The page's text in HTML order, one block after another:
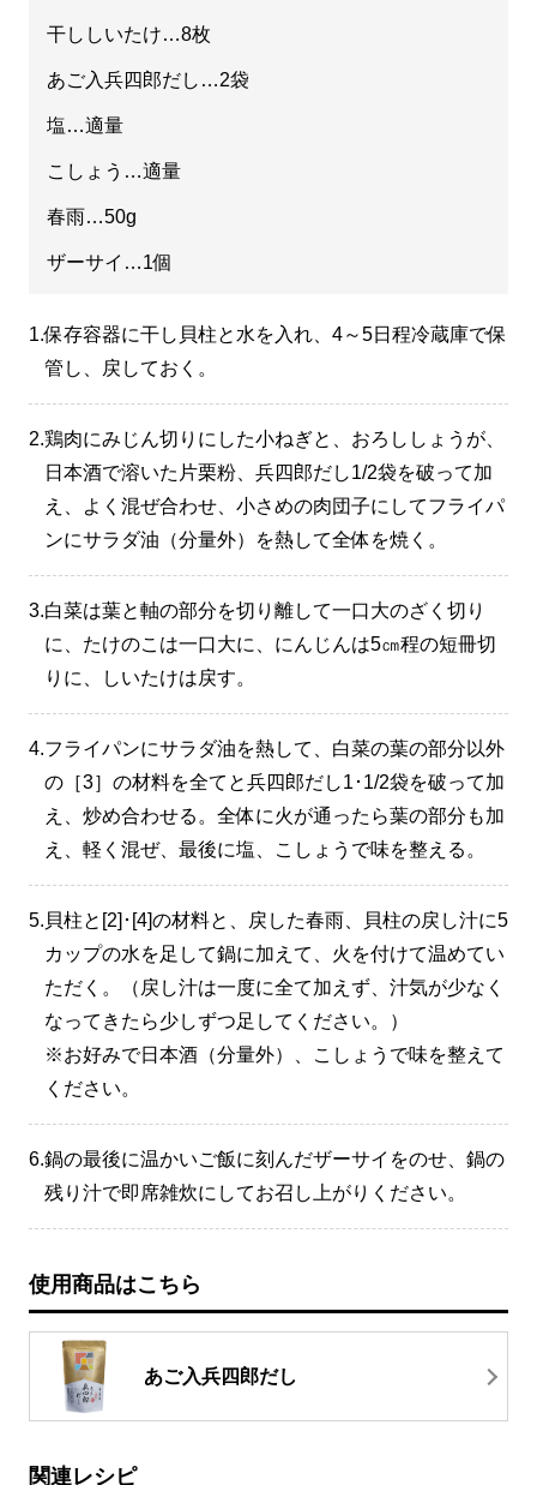
干ししいたけ…8枚
あご入兵四郎だし…2袋
塩…適量
こしょう…適量
春雨…50g
ザーサイ…1個
1.保存容器に干し貝柱と水を入れ、4～5日程冷蔵庫で保
管し、戻しておく。
2.鶏肉にみじん切りにした小ねぎと、おろししょうが、
日本酒で溶いた片栗粉、兵四郎だし1/2袋を破って加
え、よく混ぜ合わせ、小さめの肉団子にしてフライパ
ンにサラダ油（分量外）を熱して全体を焼く。
3.白菜は葉と軸の部分を切り離して一口大のざく切り
に、たけのこは一口大に、にんじんは5㎝程の短冊切
りに、しいたけは戻す。
4.フライパンにサラダ油を熱して、白菜の葉の部分以外
の［3］の材料を全てと兵四郎だし1･1/2袋を破って加
え、炒め合わせる。全体に火が通ったら葉の部分も加
え、軽く混ぜ、最後に塩、こしょうで味を整える。
5. 貝柱と[2]･[4]の材料と、戻した春雨、貝柱の戻し汁に5
カップの水を足して鍋に加えて、火を付けて温めてい
ただく。（戻し汁は一度に全て加えず、汁気が少なく
なってきたら少しずつ足してください。）
※お好みで日本酒（分量外）、こしょうで味を整えて
ください。
6.鍋の最後に温かいご飯に刻んだザーサイをのせ、鍋の
残り汁で即席雑炊にしてお召し上がりください。
使用商品はこちら
あご入兵四郎だし
関連レシピ